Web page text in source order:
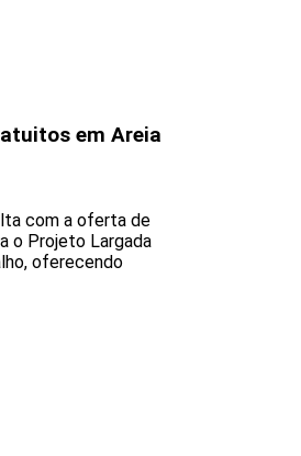
em Areia
com a oferta de
o Projeto Largada
oferecendo